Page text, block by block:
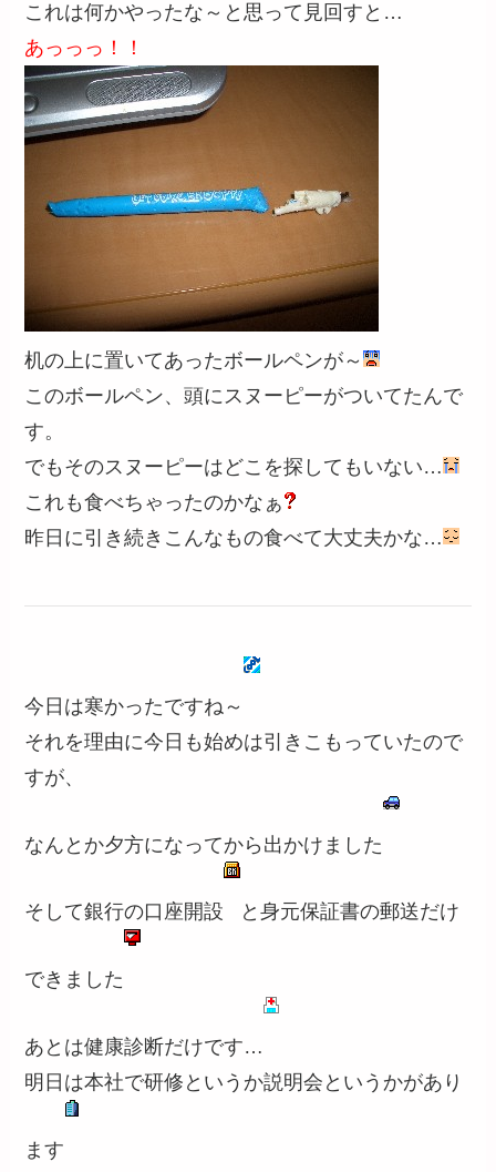
これは何かやったな～と思って見回すと…
あっっっ！！
机の上に置いてあったボールペンが～
このボールペン、頭にスヌーピーがついてたんで
す。
でもそのスヌーピーはどこを探してもいない…
これも食べちゃったのかなぁ
昨日に引き続きこんなもの食べて大丈夫かな…
今日は寒かったですね～
それを理由に今日も始めは引きこもっていたので
すが、
なんとか夕方になってから出かけました
そして銀行の口座開設 と身元保証書の郵送だけ
できました
あとは健康診断だけです…
明日は本社で研修というか説明会というかがあり
ます